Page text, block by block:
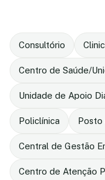
Consultório
Centro de Saúde/
Unidade de Apoio
Policlínica Posto
Central de Gestão
Centro de Atenção